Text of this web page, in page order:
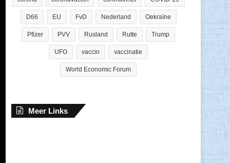
D66 EU FvD Nederland Oekraïne
Pfizer PVV Rusland Rutte Trump
UFO vaccin vaccinatie
World Economic Forum
Meer Links